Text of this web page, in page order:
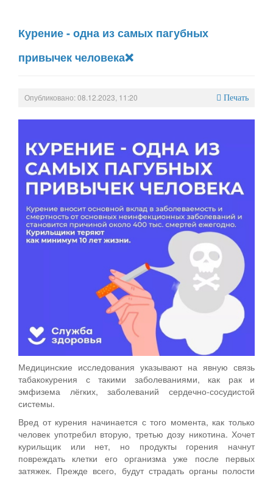
Курение - одна из самых пагубных
привычек человека❌
Опубликовано: 08.12.2023, 11:20 Печать
Медицинские исследования указывают на явную связь
табакокурения с такими заболеваниями, как рак и
эмфизема лёгких, заболеваний сердечно-сосудистой
системы.
Вред от курения начинается с того момента, как только
человек употребил вторую, третью дозу никотина. Хочет
курильщик или нет, но продукты горения начнут
повреждать клетки его организма уже после первых
затяжек. Прежде всего, будут страдать органы полости